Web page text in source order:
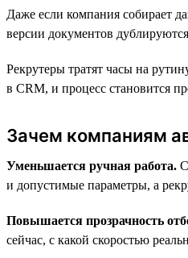
Даже если компания собирает
версии документов
Рекрутеры тратят часы на
в CRM, и процесс становится
Зачем компаниям
Уменьшается ручная работа.
и допустимые параметры, а
Повышается прозрачность
сейчас, с какой скоростью